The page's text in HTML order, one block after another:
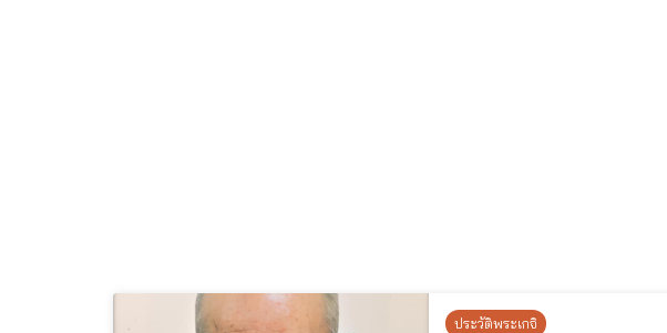
ประวัติพระเกจิ